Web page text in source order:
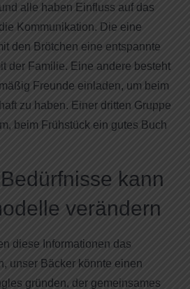
alle haben Einfluss auf das
Kommunikation. Die eine
den Brötchen eine entspannte
der Familie. Eine andere besteht
Freunde einladen, um beim
zu haben. Einer dritten Gruppe
beim Frühstück ein gutes Buch
kann
verändern
diese Informationen das
unser Bäcker könnte einen
gründen, der gemeinsames